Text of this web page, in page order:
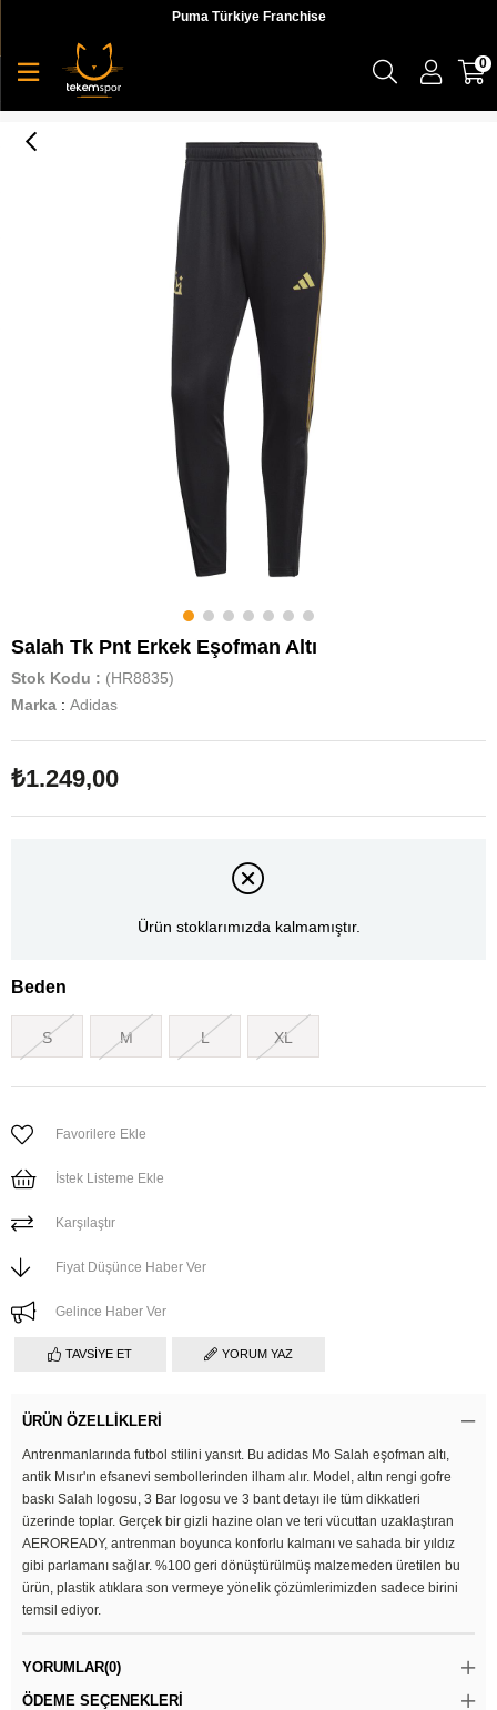
Puma Türkiye Franchise
0
Salah Tk Pnt Erkek Eşofman Altı
Stok Kodu
(HR8835)
Marka : Adidas
₺1.249,00
Ürün stoklarımızda kalmamıştır.
Beden
S M L XL
Favorilere Ekle
İstek Listeme Ekle
Karşılaştır
Fiyat Düşünce Haber Ver
Gelince Haber Ver
TAVSIYE ET YORUM YAZ
ÜRÜN ÖZELLIKLERI
Antrenmanlarında futbol stilini yansıt. Bu adidas Mo Salah eşofman altı,
antik Mısır'ın efsanevi sembollerinden ilham alır. Model, altın rengi gofre
baskı Salah logosu, 3 Bar logosu ve 3 bant detayı ile tüm dikkatleri
üzerinde toplar. Gerçek bir gizli hazine olan ve teri vücuttan uzaklaştıran
AEROREADY, antrenman boyunca konforlu kalmanı ve sahada bir yıldız
gibi parlamanı sağlar. %100 geri dönüştürülmüş malzemeden üretilen bu
ürün, plastik atıklara son vermeye yönelik çözümlerimizden sadece birini
temsil ediyor.
YORUMLAR(0)
ÖDEME SEÇENEKLERI